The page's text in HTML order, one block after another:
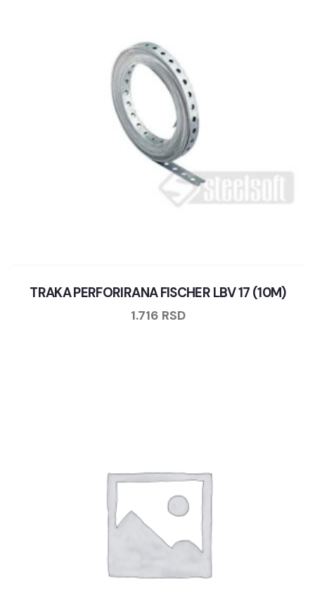
TRAKA PERFORIRANA FISCHER LBV 17 (10M)
1.716 RSD